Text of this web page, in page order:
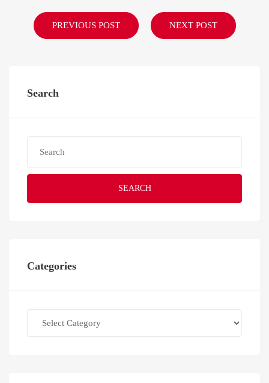
PREVIOUS POST NEXT POST
Search
SEARCH
Categories